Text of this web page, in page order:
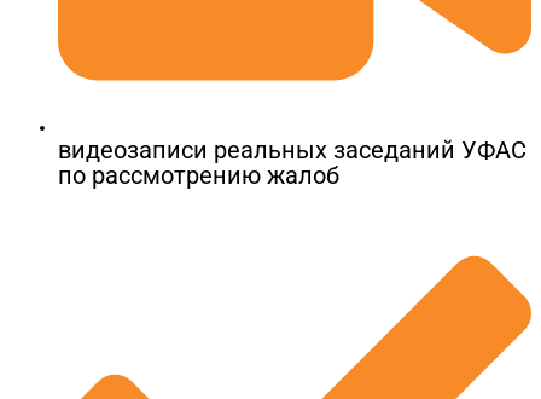
видеозаписи реальных заседаний УФАС
по рассмотрению жалоб